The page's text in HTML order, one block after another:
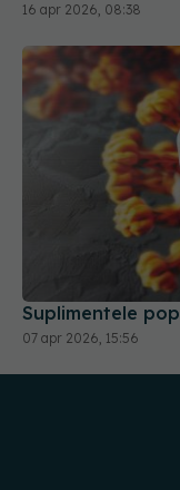
16 apr 2026, 08:38
Suplimentele
07 apr 2026, 15:56